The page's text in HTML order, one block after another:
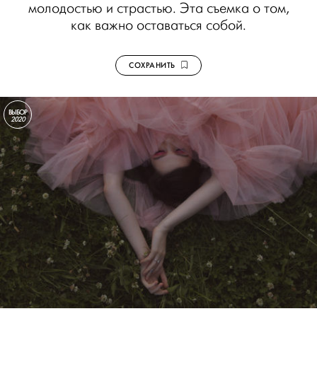
молодостью и страстью. Эта съемка о том,
как важно оставаться собой.
СОХРАНИТЬ
ВЫБОР
2020